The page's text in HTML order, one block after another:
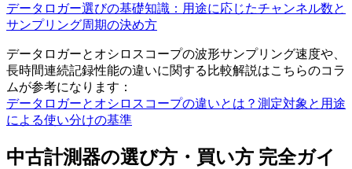
データロガー選びの基礎知識：用途に応じたチャンネル数と
サンプリング周期の決め方
データロガーとオシロスコープの波形サンプリング速度や、
長時間連続記録性能の違いに関する比較解説はこちらのコラ
ムが参考になります：
データロガーとオシロスコープの違いとは？測定対象と用途
による使い分けの基準
中古計測器の選び方・買い方 完全ガイ